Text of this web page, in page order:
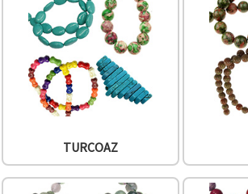
TURCOAZ